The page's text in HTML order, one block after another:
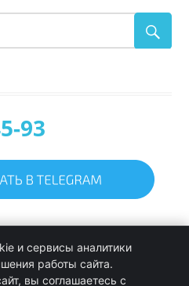
93
услуги
и сервисы аналитики
работы сайта.
вы соглашаетесь с